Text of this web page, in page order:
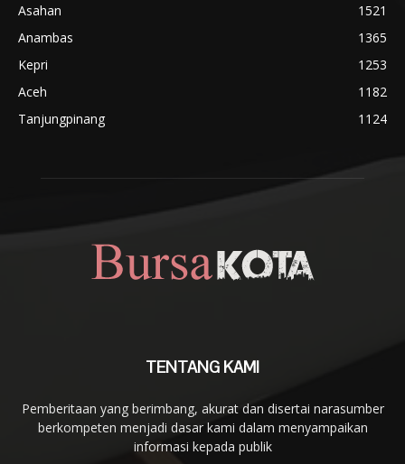
Asahan
1521
Anambas
1365
Kepri
1253
Aceh
1182
Tanjungpinang
1124
TENTANG KAMI
Pemberitaan yang berimbang, akurat dan disertai narasumber
berkompeten menjadi dasar kami dalam menyampaikan
informasi kepada publik